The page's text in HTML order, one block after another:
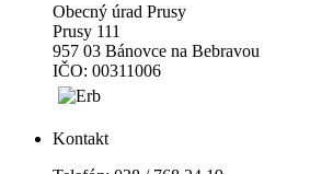
Obecný úrad Prusy
Prusy 111
957 03 Bánovce na Bebravou
IČO: 00311006
Kontakt